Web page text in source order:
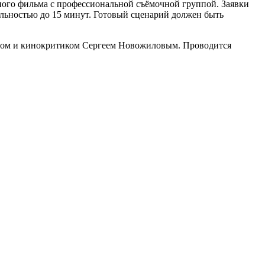
фильма с профессиональной съёмочной группой. Заявки
до 15 минут. Готовый сценарий должен быть
и кинокритиком Сергеем Новожиловым. Проводится